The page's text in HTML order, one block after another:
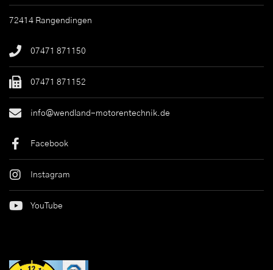
72414 Rangendingen
07471 871150
07471 871152
info@wendland-motorentechnik.de
Facebook
Instagram
YouTube